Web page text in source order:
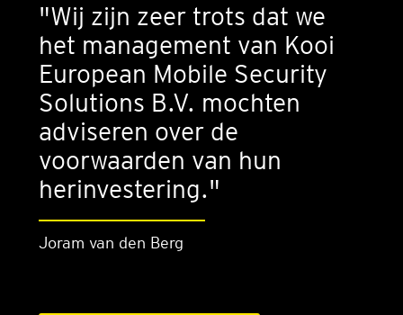
"Wij zijn zeer trots dat we
het management van Kooi
European Mobile Security
Solutions B.V. mochten
adviseren over de
voorwaarden van hun
herinvestering."
Joram van den Berg